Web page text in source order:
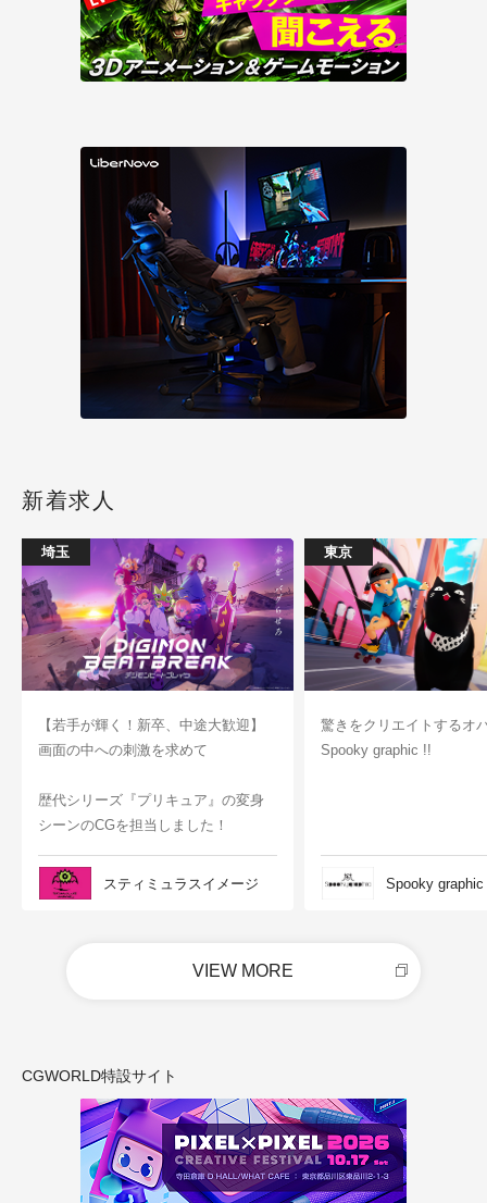
新着求人
埼玉
【若手が輝く！新卒、中途大歓迎】
画面の中への刺激を求めて
歴代シリーズ『プリキュア』の変身
シーンのCGを担当しました！
スティミュラスイメージ
東京
驚きをクリエイトするオ
Spooky graphic !!
Spooky graphic
VIEW MORE
CGWORLD特設サイト